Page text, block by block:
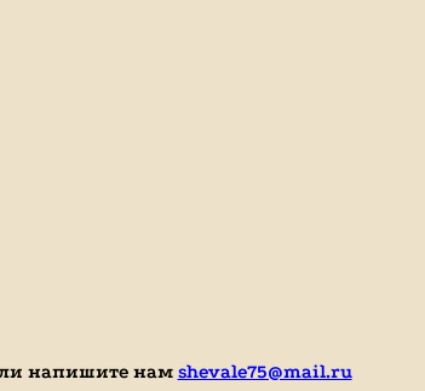
напишите нам shevale75@mail.ru